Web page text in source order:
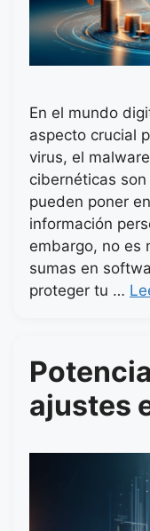
En el mundo
aspecto crucial
virus, el
cibernéticas
pueden poner
información
embargo, no es
sumas en
proteger tu …
ajustes